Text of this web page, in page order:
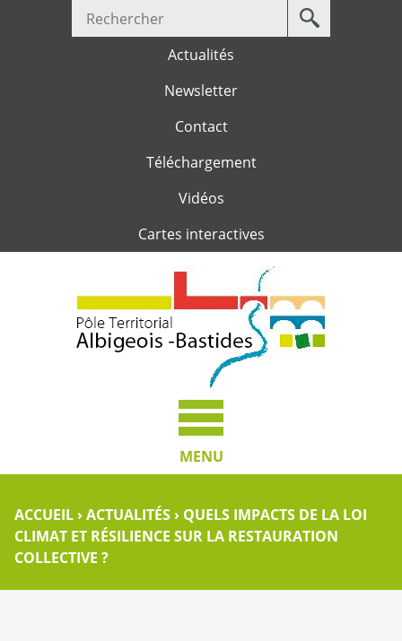
Jump to navigation
Votre
recherche
Actualités
Newsletter
Contact
Téléchargement
Vidéos
Cartes interactives
MENU
ACCUEIL ›ACTUALITÉS › QUELS IMPACTS DE LA LOI
CLIMAT ET RÉSILIENCE SUR LA RESTAURATION
COLLECTIVE ?